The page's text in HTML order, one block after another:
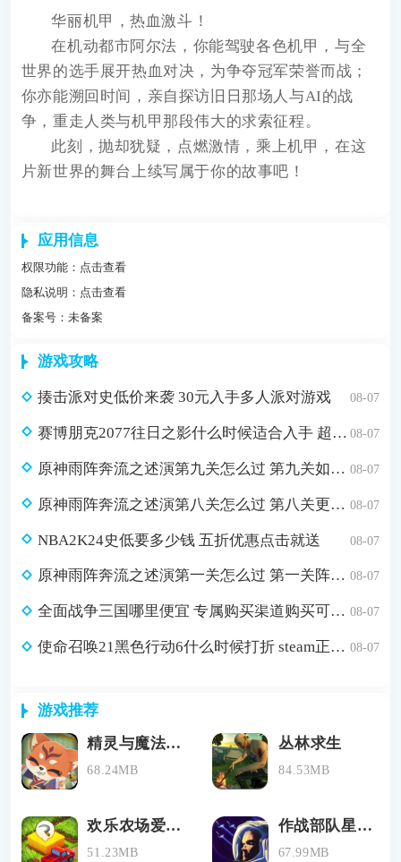
华丽机甲，热血激斗！
在机动都市阿尔法，你能驾驶各色机甲，与全
世界的选手展开热血对决，为争夺冠军荣誉而战；
你亦能溯回时间，亲自探访旧日那场人与AI的战
争，重走人类与机甲那段伟大的求索征程。
此刻，抛却犹疑，点燃激情，乘上机甲，在这
片新世界的舞台上续写属于你的故事吧！
应用信息
权限功能： 点击查看
隐私说明： 点击查看
备案号：未备案
游戏攻略
揍击派对史低价来袭 30元入手多人派对游戏 08-07
赛博朋克2077往日之影什么时候适合入手 超值折扣98元入手方法介绍 08-07
原神雨阵奔流之述演第九关怎么过 第九关如从山间落下的雨滴通关攻略 08-07
原神雨阵奔流之述演第八关怎么过 第八关更多火力更少损伤通关攻略 08-07
NBA2K24史低要多少钱 五折优惠点击就送 08-07
原神雨阵奔流之述演第一关怎么过 第一关阵线的形成通关攻略 08-07
全面战争三国哪里便宜 专属购买渠道购买可省179元 08-07
使命召唤21黑色行动6什么时候打折 steam正版游戏低价购买渠道分享 08-07
游戏推荐
精灵与魔法最新版下载
68.24MB
丛林求生
84.53MB
欢乐农场爱消除
51.23MB
作战部队星际围攻手机版下载
67.99MB